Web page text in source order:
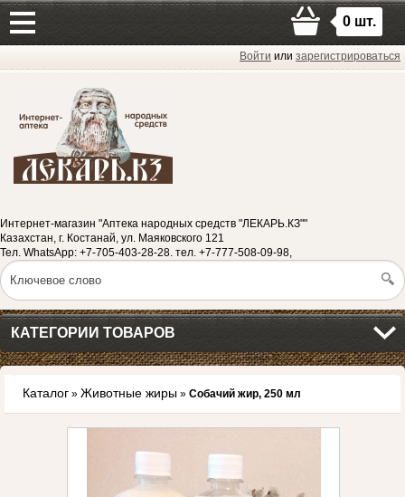
Войти или зарегистрироваться
Интернет-магазин "Аптека народных средств "ЛЕКАРЬ.КЗ""
Казахстан, г. Костанай, ул. Маяковского 121
Тел. WhatsApp: +7-705-403-28-28. тел. +7-777-508-09-98,
0 шт.
КАТЕГОРИИ ТОВАРОВ
Каталог » Животные жиры » Собачий жир, 250 мл